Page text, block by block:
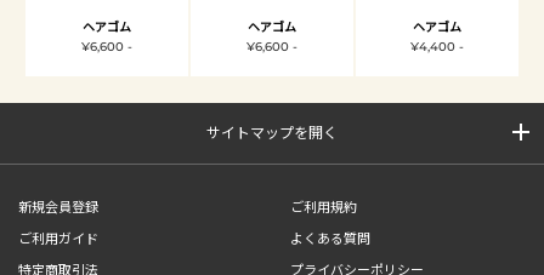
ヘアゴム
¥6,600 -
ヘアゴム
¥6,600 -
ヘアゴム
¥4,400 -
サイトマップを開く
新規会員登録
ご利用規約
ご利用ガイド
よくある質問
特定商取引法
プライバシーポリシー